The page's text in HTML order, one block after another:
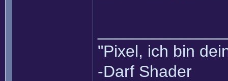
"Pixel, ich bin
-Darf Shader